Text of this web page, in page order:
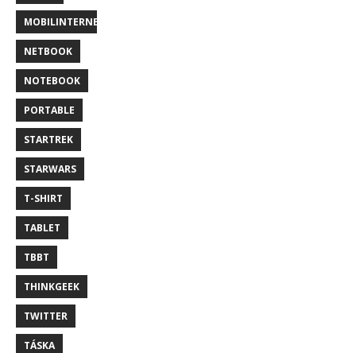
MOBILINTERNET
NETBOOK
NOTEBOOK
PORTABLE
STARTREK
STARWARS
T-SHIRT
TABLET
TBBT
THINKGEEK
TWITTER
TÁSKA